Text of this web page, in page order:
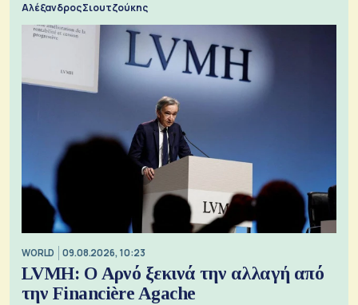
Αλέξανδρος Σιουτζούκης
WORLD 09.08.2026, 10:23
LVMH: Ο Αρνό ξεκινά την αλλαγή από
την Financière Agache